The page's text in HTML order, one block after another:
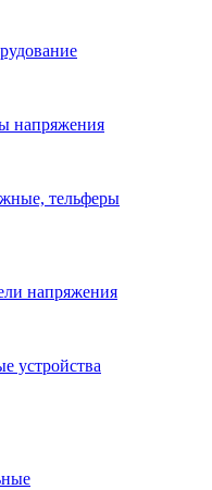
напряжения
тельферы
напряжения
устройства